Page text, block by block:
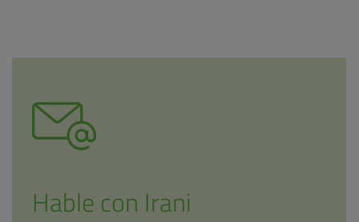
Hable con Irani